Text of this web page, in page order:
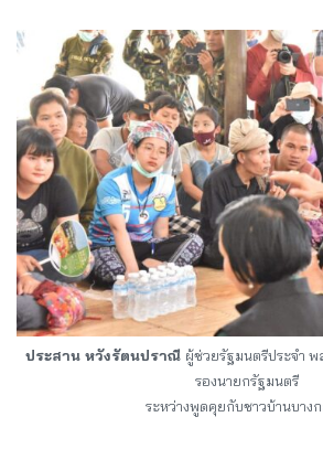
ประสาน หวังรัตนปราณี ผู้ช่วยรัฐมนตรีประจำ
รองนายกรัฐมนตรี
ระหว่างพูดคุยกับชาวบ้านบาง